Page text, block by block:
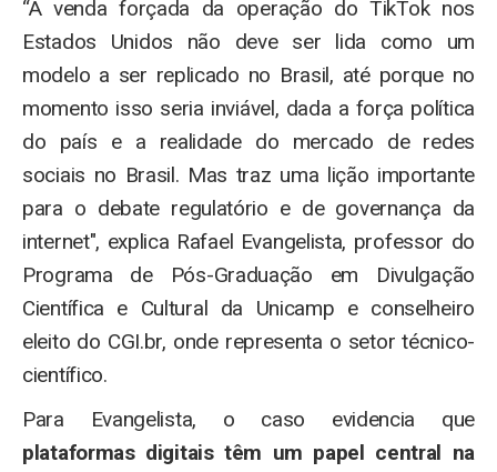
“A venda forçada da operação do TikTok nos
Estados Unidos não deve ser lida como um
modelo a ser replicado no Brasil, até porque no
momento isso seria inviável, dada a força política
do país e a realidade do mercado de redes
sociais no Brasil. Mas traz uma lição importante
para o debate regulatório e de governança da
internet", explica Rafael Evangelista, professor do
Programa de Pós-Graduação em Divulgação
Científica e Cultural da Unicamp e conselheiro
eleito do CGI.br, onde representa o setor técnico-
científico.
Para Evangelista, o caso evidencia que
plataformas digitais têm um papel central na